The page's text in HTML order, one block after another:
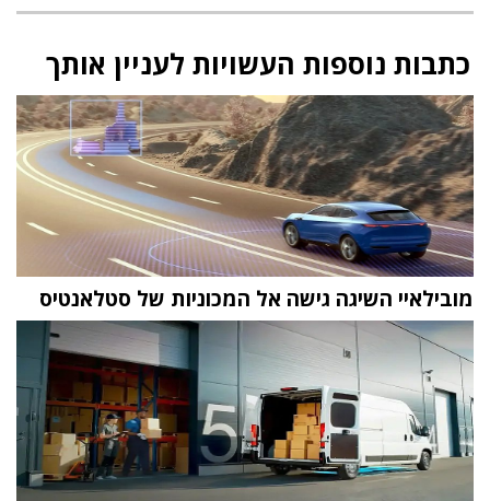
כתבות נוספות העשויות לעניין אותך
מובילאיי השיגה גישה אל המכוניות של סטלאנטיס